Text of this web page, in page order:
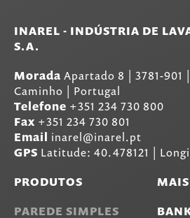
INAREL - INDÚSTRIA DE
S.A.
Morada Apartado 8 3781-901
Caminho | Portugal
Telefone +351 234 730 800
Fax +351 234 730 801
Email inarel@inarel.pt
GPS Latitude: 40.478121 |
PRODUTOS
PAREDE SIMPLES